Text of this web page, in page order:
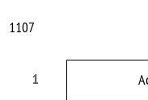
1107
Cantitate